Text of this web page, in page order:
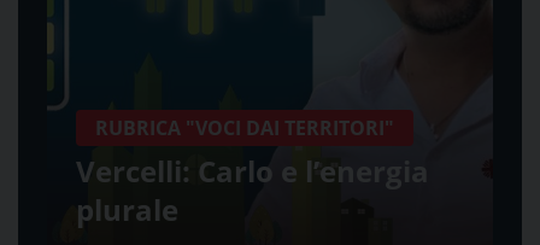
RUBRICA "VOCI DAI TERRITORI"
Vercelli: Carlo e l’energia
plurale